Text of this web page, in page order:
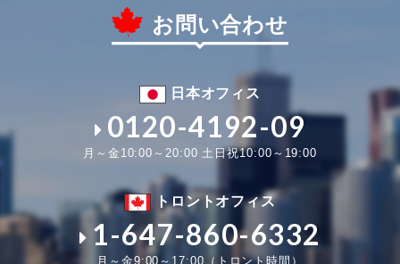
お問い合わせ
日本オフィス
0120-4192-09
月～金10:00～20:00 土日祝10:00～19:00
トロントオフィス
1-647-860-6332
月～金9:00～17:00（トロント時間）